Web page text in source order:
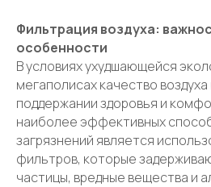
Фильтрация воздуха:
особенности
В условиях ухудшающейся
мегаполисах качество
поддержании здоровья и
наиболее эффективных
загрязнений является
фильтров, которые
частицы, вредные вещества и
Казахстан, г.Алматы,
мкр. Кайрат 152/1, оф.12